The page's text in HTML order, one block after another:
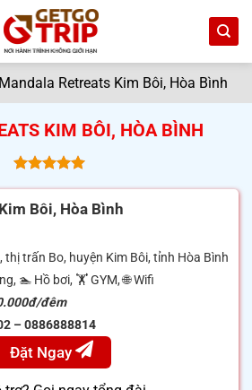
Mandala Retreats Kim Bôi, Hòa Bình
KIM BÔI, HÒA BÌNH
5.00
Bôi, Hòa Bình
thị trấn Bo, huyện Kim Bôi, tỉnh Hòa Bình
🏊 Hồ bơi, 🏋️ GYM, 🌐 Wifi
đêm
– 0886888814
Đặt Ngay